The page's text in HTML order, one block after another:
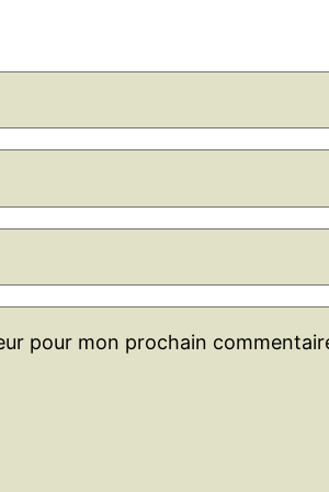
pour mon prochain